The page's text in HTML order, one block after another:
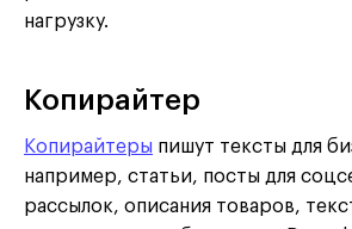
нагрузку.
Копирайтер
Копирайтеры пишут тексты для
например, статьи, посты для
рассылок, описания товаров,